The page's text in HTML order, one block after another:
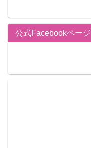
公式Facebookページ